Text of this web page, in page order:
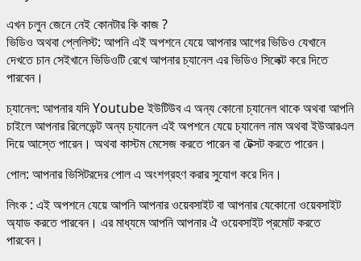
এখন চলুন জেনে নেই কোনটার কি কাজ ?
ভিডিও অথবা প্লেলিস্ট: আপনি এই অপশনে যেয়ে আপনার আগের ভিডিও যেখানে
দেখতে চান সেইখানে ভিডিওটি রেখে আপনার চ্যানেল এর ভিডিও সিলেক্ট করে দিতে
পারবেন।
চ্যানেল: আপনার যদি Youtube ইউটিউব এ অন্য কোনো চ্যানেল থাকে অথবা আপনি
চাইলে আপনার রিলেভেন্ট অন্য চ্যানেল এই অপশনে যেয়ে চ্যানেল নাম অথবা ইউআরএল
দিয়ে আস্তে পারেন। অথবা কাস্টম মেসেজ করতে পারেন বা টেক্সট করতে পারেন।
পোল: আপনার ভিসিটরদের পোল এ অংশগ্রহণ করার সুযোগ করে দিন।
লিংক : এই অপশনে যেয়ে আপনি আপনার ওয়েবসাইট বা আপনার যেকোনো ওয়েবসাইট
অ্যাড করতে পারবেন। এর মাধ্যমে আপনি আপনার ঐ ওয়েবসাইট প্রমোট করতে
পারবেন।